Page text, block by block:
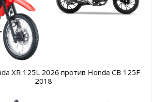
XR 125L 2026 против Honda CB 125F
2018